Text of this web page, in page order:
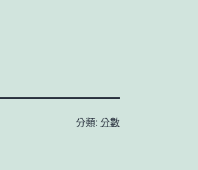
分類: 分數